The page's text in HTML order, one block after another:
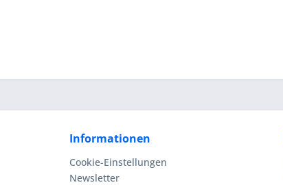
Informationen
Cookie-Einstellungen
Newsletter